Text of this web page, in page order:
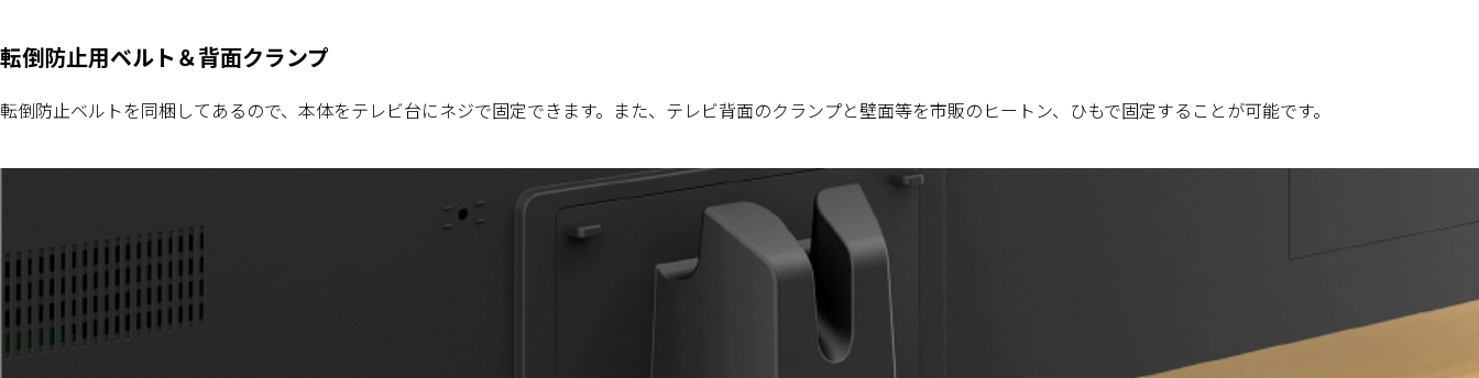
転倒防止用ベルト＆背面クランプ
転倒防止ベルトを同梱してあるので、本体をテレビ台にネジで固定できます。また、テレビ背面のクランプと壁面等を市販のヒートン、ひもで固定することが可能です。